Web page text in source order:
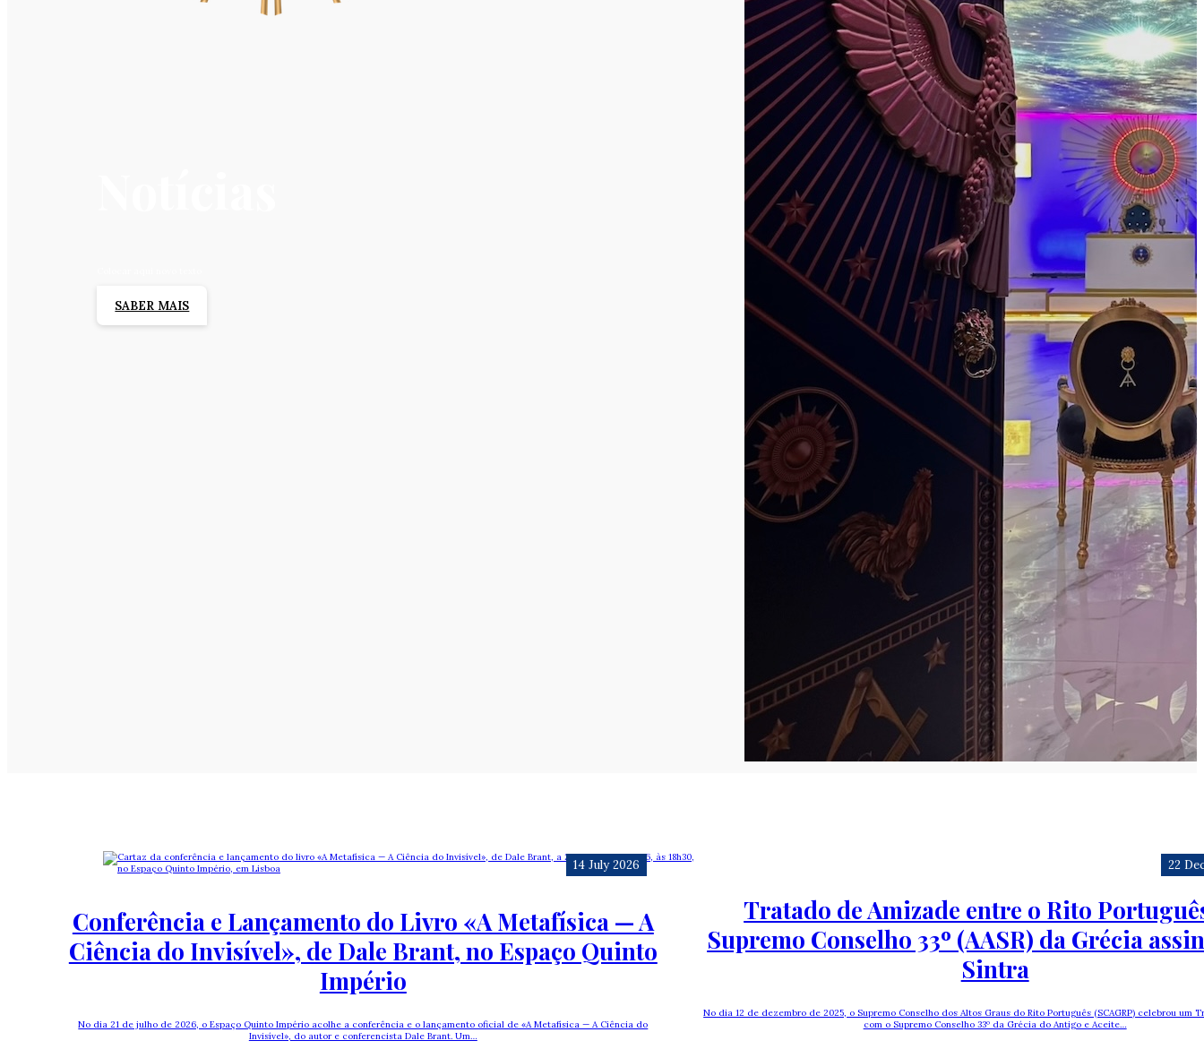
SABER MAIS
Conferência e Lançamento do Livro «A Metafísica — A
Ciência do Invisível», de Dale Brant, no Espaço Quinto
Império
No dia 21 de julho de 2026, o Espaço Quinto Império acolhe a conferência e o lançamento oficial de «A Metafísica — A Ciência do
Invisível», do autor e conferencista Dale Brant. Um…
14 July 2026
Tratado de Amizade entre o Rito
Supremo Conselho 33º (AASR) da Grécia
Sintra
No dia 12 de dezembro de 2025, o Supremo Conselho dos Altos Graus do Rito Português (SCAGRP) celebrou um
com o Supremo Conselho 33º da Grécia do Antigo e Aceite…
22